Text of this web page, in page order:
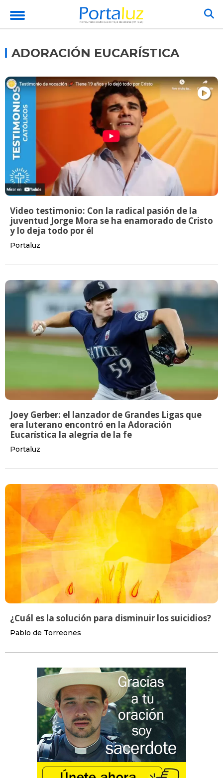
ADORACIÓN EUCARÍSTICA
Video testimonio: Con la radical pasión de la
juventud Jorge Mora se ha enamorado de Cristo
y lo deja todo por él
Portaluz
Joey Gerber: el lanzador de Grandes Ligas que
era luterano encontró en la Adoración
Eucarística la alegría de la fe
Portaluz
¿Cuál es la solución para disminuir los suicidios?
Pablo de Torreones